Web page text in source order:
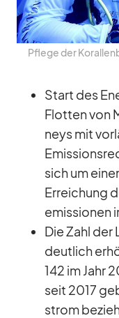
Pflege der
Start des
Flot­ten von
neys mit
sich um
Er­rei­chung
emis­sio­nen
Die Zahl
deut­lich
142 im Jahr
seit 2017
strom